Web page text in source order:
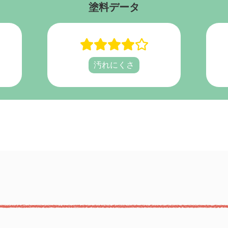
塗料データ
汚れにくさ